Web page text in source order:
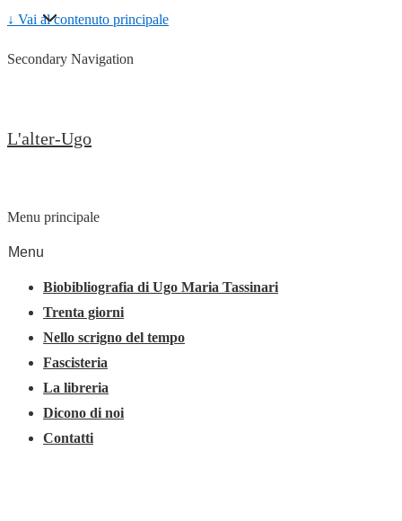
↓ Vai al contenuto principale
Secondary Navigation
L'alter-Ugo
Menu principale
Menu
Biobibliografia di Ugo Maria Tassinari
Trenta giorni
Nello scrigno del tempo
Fascisteria
La libreria
Dicono di noi
Contatti